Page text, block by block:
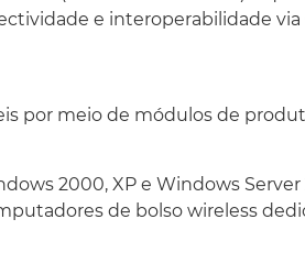
dados em comum.É
OPC, SNMP e
O ProcessView pode
e interoperabilidade
por meio de módulos de
2000, XP e Windows
de bolso wireless